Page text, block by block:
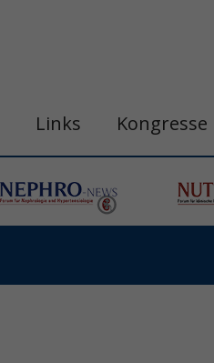
Links Kongresse